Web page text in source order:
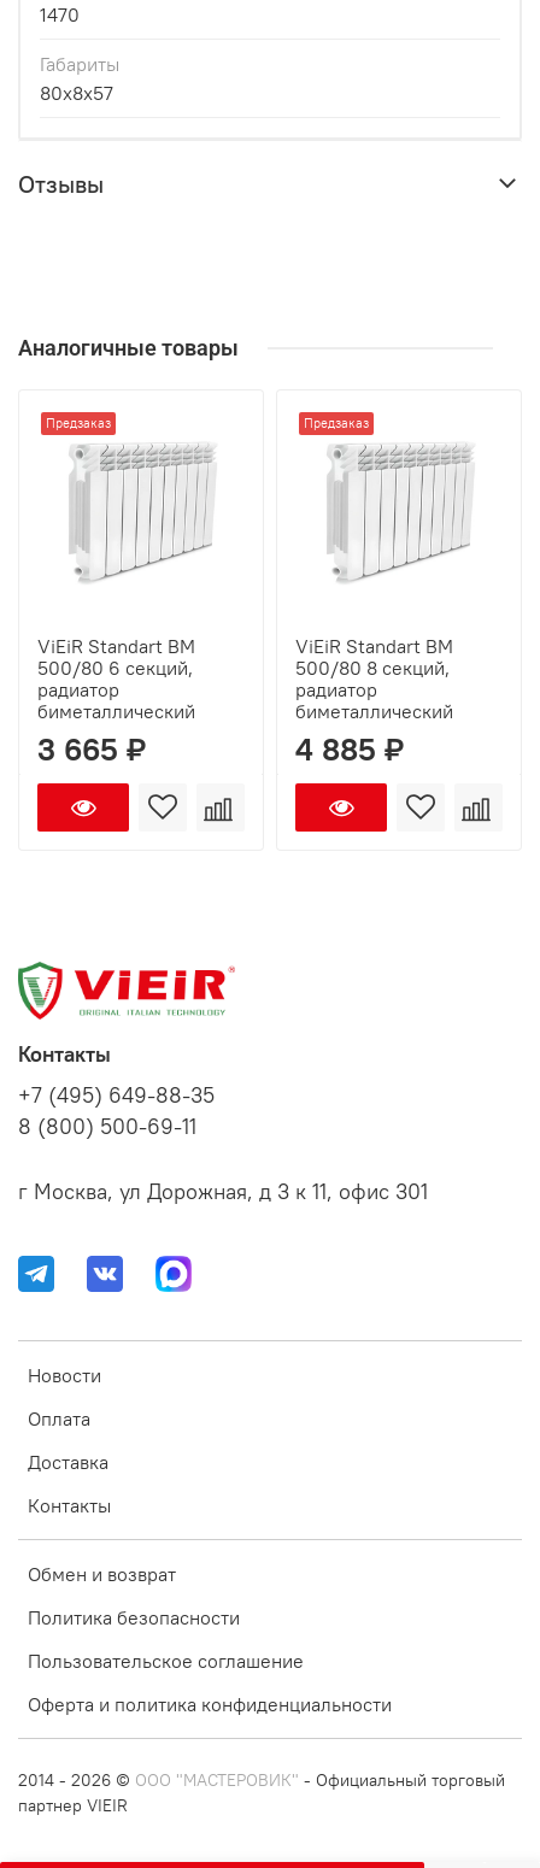
1470
Габариты
80x8x57
Отзывы
Аналогичные товары
Предзаказ
ViEiR Standart BM
500/80 6 секций,
радиатор
биметаллический
3 665 ₽
Предзаказ
ViEiR Standart BM
500/80 8 секций,
радиатор
биметаллический
4 885 ₽
Новости
Оплата
Доставка
Контакты
Обмен и возврат
Политика безопасности
Пользовательское соглашение
Оферта и политика конфиденциальности
Контакты
+7 (495) 649-88-35
8 (800) 500-69-11
г Москва, ул Дорожная, д 3 к 11, офис 301
2014 - 2026 © ООО "МАСТЕРОВИК" - Официальный торговый
партнер VIEIR